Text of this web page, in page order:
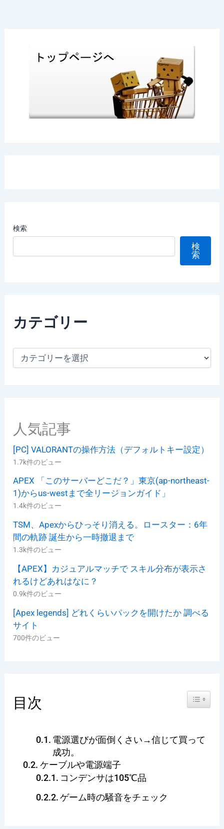
検索
検
索
カテゴリー
人気記事
[PC] VALORANTの操作方法（デフォルトキー設定）
1.7k件のビュー
APEX 「このサーバーどこだ？」東京(ap-northeast-
1)からus-westまで全リージョンガイド」
1.4k件のビュー
TSM、Apexからひっそり消える。ロースター：6年
間の軌跡 誕生から一時撤退まで
1.3k件のビュー
【APEX】カジュアルマッチで スキル分布が表示さ
れるけどあれはなに？
0.9k件のビュー
[Apex legends] どれくらいパックを開けたか 調べる
サイト
700件のビュー
目次 Toggle
電源選びが面倒くさい→信じて買って
成功。
ケーブルや電源端子
コンデンサは105℃品
ゲーム時の騒音をチェック